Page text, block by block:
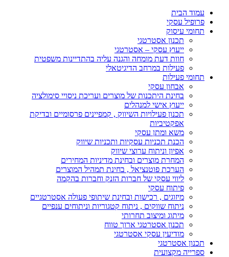
עמוד הבית
פרופיל עסקי
תחומי עיסוק
תכנון אסטרטגי
ייעוץ עסקי – אסטרטגי
חוות דעת מומחה והגנה עליה בהתדיינות משפטית
פעילות במרחב הדיגיטאלי
תחומי פעילות
אבחון עסקי
בחינת היתכנות של מוצרים ועריכת ניסויי סימולציה
ייעוץ אישי למנהלים
תכנון פעילויות השיווק , קמפיינים פרסומיים ובדיקת
אפקטיביות
משא ומתן עסקי
הכנת תכניות עסקיות ותכניות שיווק
אפיון וניתוח ערוצי שיווק
המחרת מוצרים ובחינת מדיניות המחירים
הערכת פוטנציאל , בחינת תמהיל המוצרים
ליווי עסקי של חברות הזנק וחברות בהקמה
פיתוח עסקי
מיזוגים , רכישות ובחינת שיתופי פעולה אסטרטגיים
ניתוח שווקים , ניתוח קטגוריות וניתוחים ענפיים
מיתוג ומיצוב תחרותי
תכנון אסטרטגי ארוך טווח
מודיעין עסקי אסטרטגי
תכנון אסטרטגי
ספרייה מקצועית